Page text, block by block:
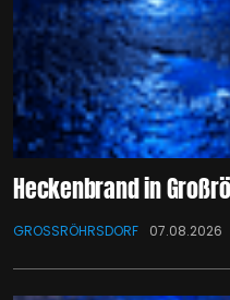
Heckenbrand in
GROSSRÖHRSDORF 07.08.2026